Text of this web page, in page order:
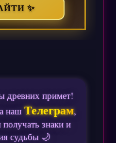
✨
древних примет!
нашТелеграм,
знаки и
судьбы 🌙